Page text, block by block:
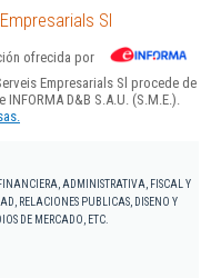
Sl
ofrecida por
Empresarials Sl procede de
D&B S.A.U. (S.M.E.).
ADMINISTRATIVA, FISCAL Y
RELACIONES PUBLICAS, DISENO Y
DE MERCADO, ETC.